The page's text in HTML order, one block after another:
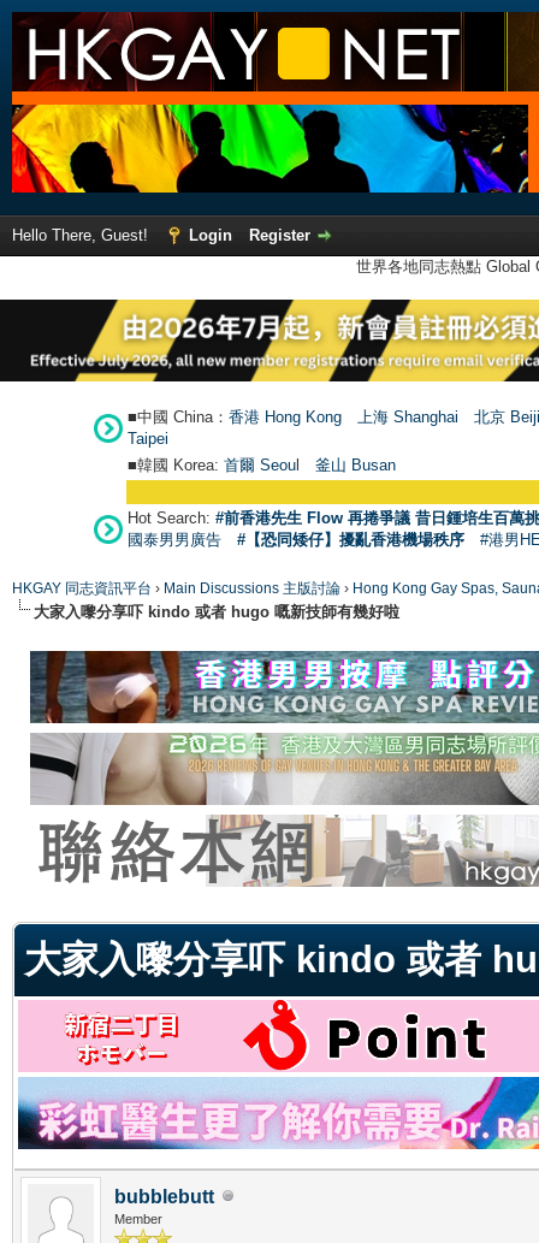
Hello There, Guest! Login
Register
世界各地同志熱點
■中國 China： 香港 Hong Kong 上海 Shanghai
北京
Taipei
■韓國 Korea: 首爾 Seoul 釜山 Busan
Hot Search: #前香港先生 Flow 再捲爭議 昔日鍾培生百萬
國泰男男廣告
#【恐同矮仔】擾亂香港機場秩序 #港男
HKGAY 同志資訊平台 › Main Discussions 主版討論 › Hong Kong Gay Spas,
大家入嚟分享吓 kindo 或者 hugo 嘅新技師有幾好啦
大家入嚟分享吓 kindo 或者
bubblebutt
Member